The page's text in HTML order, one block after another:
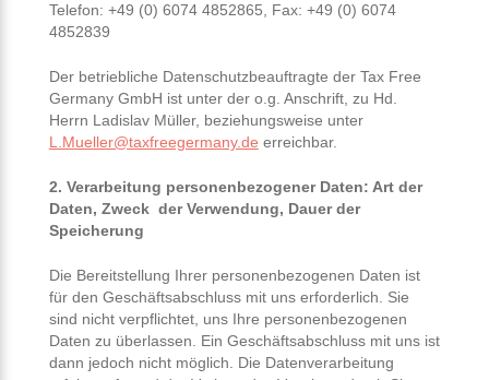
Telefon: +49 (0) 6074 4852865, Fax: +49 (0) 6074
4852839
Der betriebliche Datenschutzbeauftragte der Tax Free
Germany GmbH ist unter der o.g. Anschrift, zu Hd.
Herrn Ladislav Müller, beziehungsweise unter
L.Mueller@taxfreegermany.de erreichbar.
2. Verarbeitung personenbezogener Daten: Art der
Daten, Zweck der Verwendung, Dauer der
Speicherung
Die Bereitstellung Ihrer personenbezogenen Daten ist
für den Geschäftsabschluss mit uns erforderlich. Sie
sind nicht verpflichtet, uns Ihre personenbezogenen
Daten zu überlassen. Ein Geschäftsabschluss mit uns ist
dann jedoch nicht möglich. Die Datenverarbeitung